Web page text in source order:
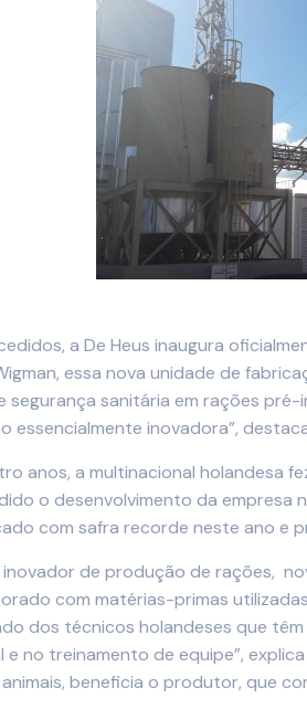
a De Heus inaugura
essa nova unidade de
sanitária em rações
essencialmente inovadora”,
anos, a multinacional holandesa
o desenvolvimento da
com safra recorde neste ano e
de produção de rações,
com matérias-primas
dos técnicos holandeses que
no treinamento de equipe”,
beneficia o produtor, que